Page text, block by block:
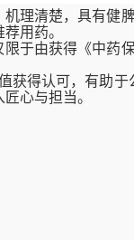
理清楚，具有
用药。
于由获得《中
得认可，有助
心与担当。